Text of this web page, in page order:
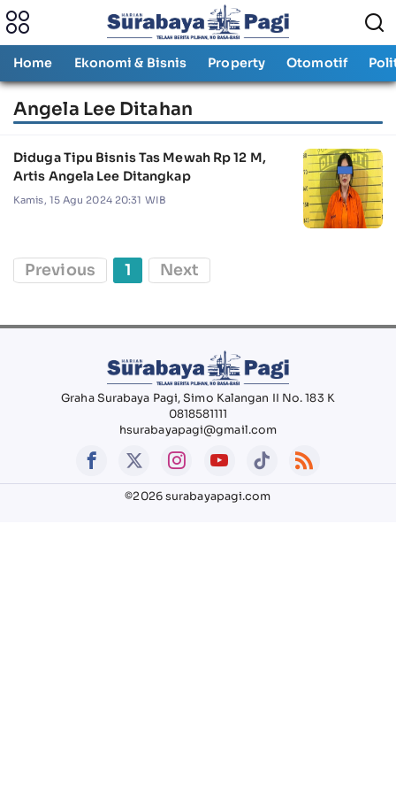
Home Ekonomi & Bisnis Property Otomotif
Angela Lee Ditahan
Diduga Tipu Bisnis Tas Mewah Rp 12 M,
Artis Angela Lee Ditangkap
Kamis, 15 Agu 2024 20:31 WIB
Previous 1 Next
Graha Surabaya Pagi, Simo Kalangan II No. 183 K
0818581111
hsurabayapagi@gmail.com
©2026 surabayapagi.com